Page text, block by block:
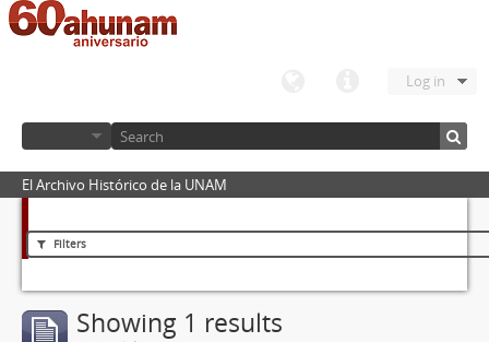
Log in
El Archivo Histórico de la UNAM
Filters
Showing 1 results